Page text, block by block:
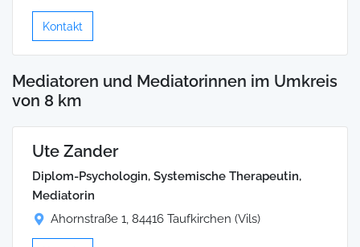
Kontakt
Mediatoren und Mediatorinnen im Umkreis
von 8 km
Ute Zander
Diplom-Psychologin, Systemische Therapeutin,
Mediatorin
Ahornstraße 1, 84416 Taufkirchen (Vils)